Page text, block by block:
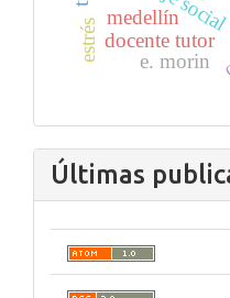
medellín
docente tutor
e. morin
estrés
Últimas